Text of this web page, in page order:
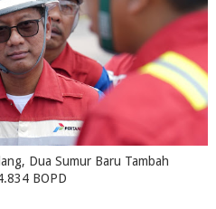
Dua Sumur Baru Tambah
BOPD